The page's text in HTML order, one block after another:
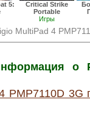
5:
Critical Strike
Portable
Игры
MultiPad 4
о
PMP7110D 3G